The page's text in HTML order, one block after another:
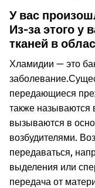
У вас
Из-за этого у
тканей в
Хламидии — это
заболевание.
передающиеся
также называются
вызываются в
возбудителями.
передаваться,
выделения или
передача от